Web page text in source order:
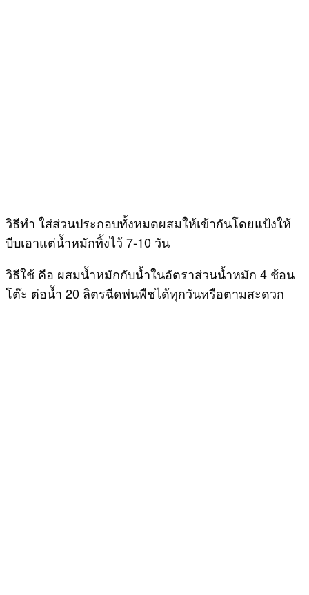
วิธีทำ ใส่ส่วนประกอบทั้งหมดผสมให้เข้ากันโดยแป้งให้
บีบเอาแต่น้ำหมักทิ้งไว้ 7-10 วัน
วิธีใช้ คือ ผสมน้ำหมักกับน้ำในอัตราส่วนน้ำหมัก 4 ช้อน
โต๊ะ ต่อน้ำ 20 ลิตรฉีดพ่นพืชได้ทุกวันหรือตามสะดวก